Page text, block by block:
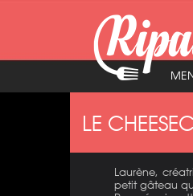
LE
Laurène,
petit gâteau